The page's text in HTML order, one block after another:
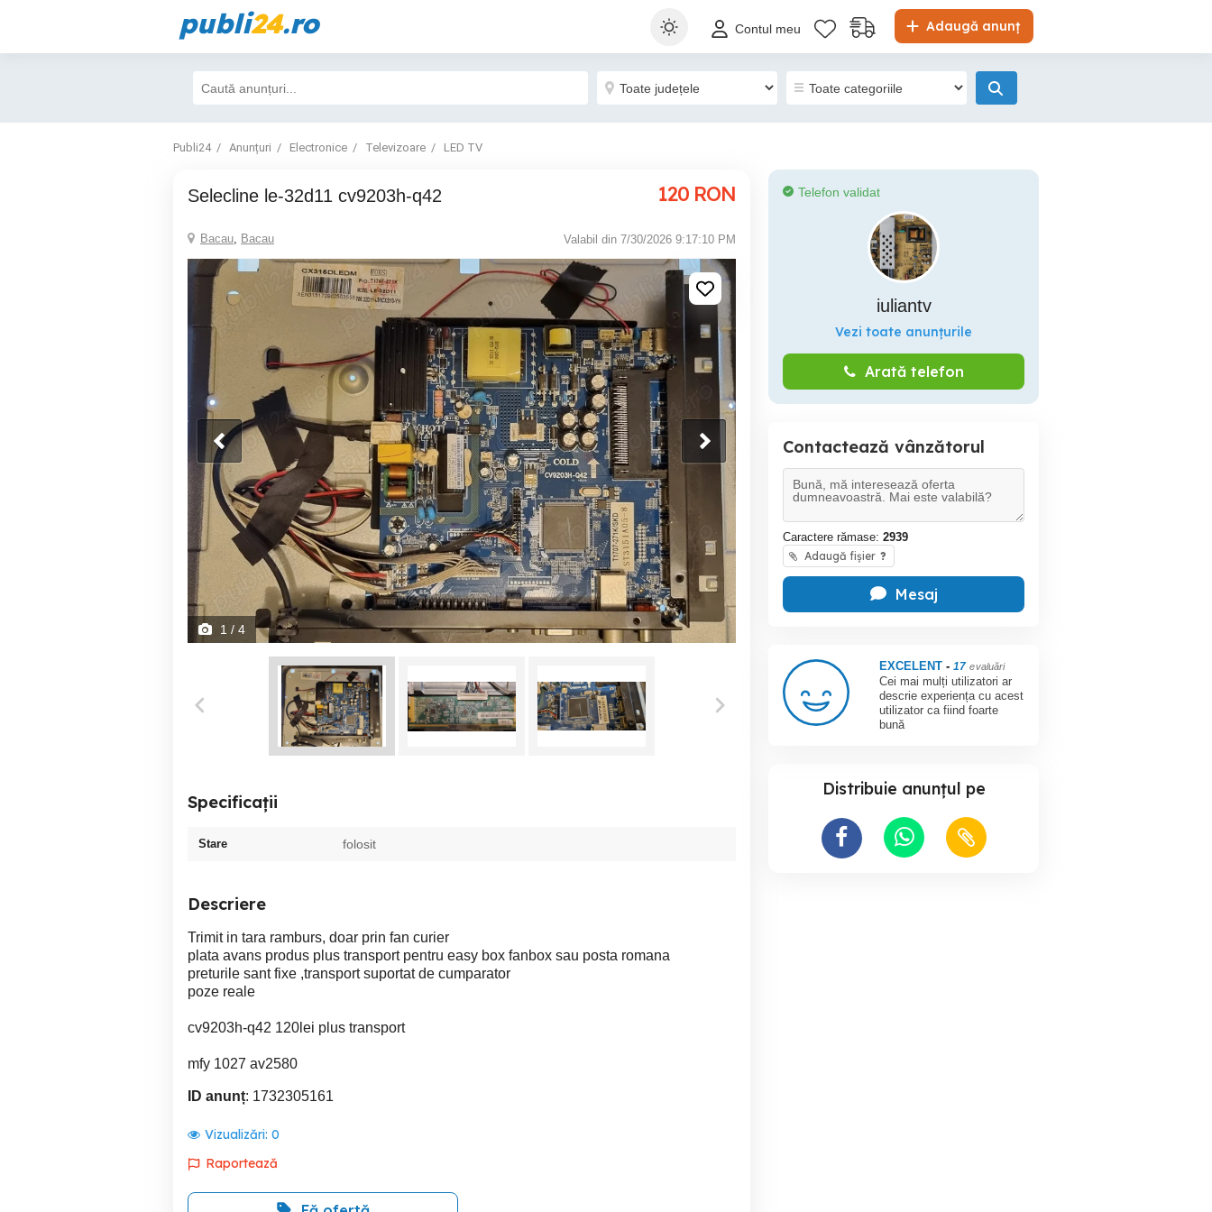
publi24.ro Adaugă anunț
Contul meu
Publi24 Anunțuri Electronice Televizoare LED TV
selecline le-32d11 cv9203h-q42 120 RON
Bacau, Bacau Valabil din 7/30/2026 9:17:10 PM
1 / 4
Specificații
Stare folosit
Descriere
Trimit in tara ramburs, doar prin fan curier
plata avans produs plus transport pentru easy box fanbox sau posta romana
preturile sant fixe ,transport suportat de cumparator
poze reale
cv9203h-q42 120lei plus transport
mfy 1027 av2580
ID anunț: 1732305161
Vizualizări: 0
Raportează
Telefon validat
iuliantv
Vezi toate anunțurile
Arată telefon
Contactează vânzătorul
Caractere rămase: 2939
Adaugă fișier ?
Mesaj
EXCELENT- 17 evaluări
Cei mai mulți utilizatori ar
descrie experiența cu acest
utilizator ca fiind foarte
bună
Distribuie anunțul pe